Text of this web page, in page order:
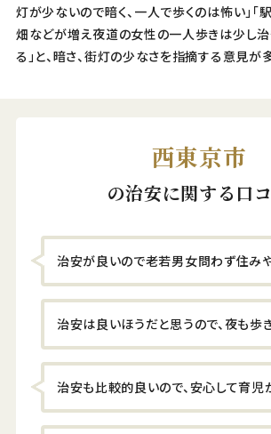
灯が少ないので暗く、一人で歩くのは怖い」「
畑などが増え夜道の女性の一人歩きは少し
る」と、暗さ、街灯の少なさを指摘する意見が
西東京市
の治安に関する口
治安が良いので老若男女問わず住みや
治安は良いほうだと思うので、夜も歩
治安も比較的良いので、安心して育児